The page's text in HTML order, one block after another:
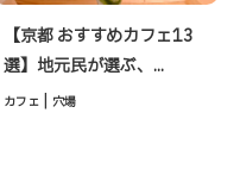
【京都 おすすめカフェ13
選】地元民が選ぶ、...
カフェ | 穴場